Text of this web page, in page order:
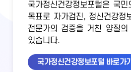
국가정신건강정보포털은 국
목표로 자가검진, 정신건강정
전문가의 검증을 거친 양질의
있습니다.
국가정신건강정보포털 바로가기